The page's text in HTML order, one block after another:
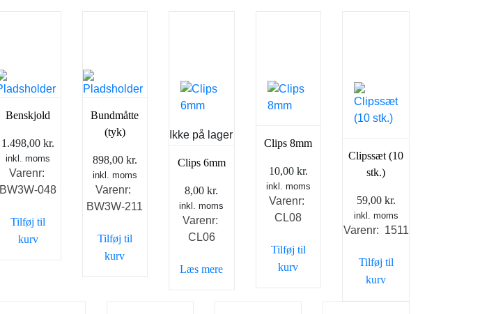
Benskjold
1.498,00kr.
inkl. moms
Varenr:
BW3W-048
Tilføj til
kurv
Bundmåtte
(tyk)
898,00 kr.
inkl. moms
Varenr:
BW3W-211
Tilføj til
kurv
Ikke på lager
Clips 6mm
8,00kr.
inkl. moms
Varenr:
CL06
Læs mere
Clips 8mm
10,00 kr.
inkl. moms
Varenr:
CL08
Tilføj til
kurv
Clipssæt (10
stk.)
59,00 kr.
inkl. moms
Varenr: 1511
Tilføj til
kurv